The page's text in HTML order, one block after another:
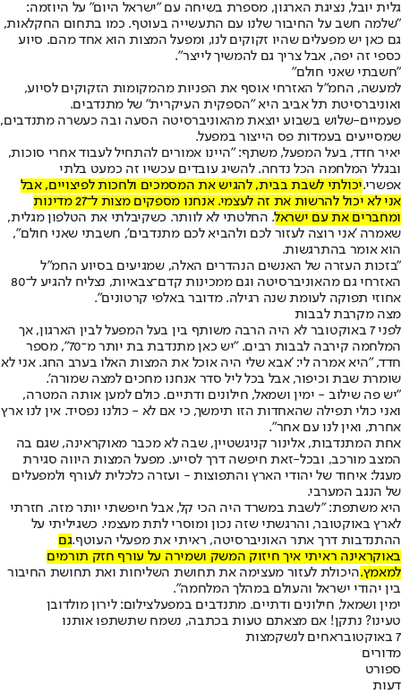
גלית יובל, נציגת הארגון, מספרת בשיחה עם "ישראל היום" על היוזמה:
"שלמה חשב על החיבור שלנו עם התעשייה בעוטף. כמו בתחום החקלאות,
גם כאן יש מפעלים שהיו זקוקים לנו, ומפעל המצות הוא אחד מהם. סיוע
כספי זה יפה, אבל צריך גם להמשיך לייצר".
"חשבתי שאני חולם"
למעשה, החמ"ל האזרחי אוסף את הפניות מהמקומות הזקוקים לסיוע,
ואוניברסיטת תל אביב היא "הספקית העיקרית" של מתנדבים.
פעמיים-שלוש בשבוע יוצאת מהאוניברסיטה הסעה ובה כעשרה מתנדבים,
שמסייעים בעמדות פס הייצור במפעל.
יאיר חדד, בעל המפעל, משתף: "היינו אמורים להתחיל לעבוד אחרי סוכות,
ובגלל המלחמה הכל נדחה. להשיג עובדים עכשיו זה כמעט בלתי
אפשרי.יכולתי לשבת בבית, להגיש את המסמכים ולחכות לפיצויים, אבל
אני לא יכול להרשות את זה לעצמי. אנחנו מספקים מצות ל־27 מדינות
ומחברים את עם ישראל. החלטתי לא לוותר. כשקיבלתי את הטלפון מגלית,
שאמרה 'אני רוצה לעזור לכם ולהביא לכם מתנדבים', חשבתי שאני חולם",
הוא אומר בהתרגשות.
"בזכות העזרה של האנשים הנהדרים האלה, שמגיעים בסיוע החמ"ל
האזרחי גם מהאוניברסיטה וגם ממכינות קדם־צבאיות, נצליח להגיע ל־80
אחוזי תפוקה לעומת שנה רגילה. מדובר באלפי קרטונים".
מצה מקרבת לבבות
לפני 7 באוקטובר לא היה הרבה משותף בין בעל המפעל לבין הארגון, אך
המלחמה קירבה לבבות רבים. "יש כאן מתנדבת בת יותר מ־70", מספר
חדד, "היא אמרה לי: 'אבא שלי היה אוכל את המצות האלו בערב החג. אני לא
שומרת שבת וכיפור, אבל בכל ליל סדר אנחנו מחכים למצה שמורה'.
"יש פה שילוב - ימין ושמאל, חילונים ודתיים. כולם למען אותה המטרה,
ואני כולי תפילה שהאחדות הזו תימשך, כי אם לא - כולנו נפסיד. אין לנו ארץ
אחרת, ואין לנו עם אחר".
אחת המתנדבות, אלינור קניגשטיין, שבה לא מכבר מאוקראינה, שגם בה
המצב מורכב, ובכל-זאת חיפשה דרך לסייע. מפעל המצות היווה סגירת
מעגל: איחוד של יהודי הארץ והתפוצות - ועזרה כלכלית לעורף ולמפעלים
של הנגב המערבי.
היא משתפת: "לשבת במשרד היה הכי קל, אבל חיפשתי יותר מזה. חזרתי
לארץ באוקטובר, והרגשתי שזה נכון ומוסרי לתת מעצמי. כשגיליתי על
ההתנדבות דרך אתר האוניברסיטה, ראיתי את מפעלי העוטף.גם
באוקראינה ראיתי איך חיזוק המשק ושמירה על עורף חזק תורמים
למאמץ.היכולת לעזור מעצימה את תחושת השליחות ואת תחושת החיבור
בין יהודי ישראל והעולם במהלך המלחמה".
ימין ושמאל, חילונים ודתיים. מתנדבים במפעלצילום: לירון מולדובן
טעינו? נתקן! אם מצאתם טעות בכתבה, נשמח שתשתפו אותנו
7 באוקטובר
אחים לנשקמצות
מדורים
ספורט
דעות